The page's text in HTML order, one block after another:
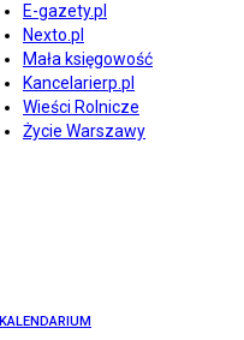
E-gazety.pl
Nexto.pl
Mała księgowość
Kancelarierp.pl
Wieści Rolnicze
Życie Warszawy
KALENDARIUM